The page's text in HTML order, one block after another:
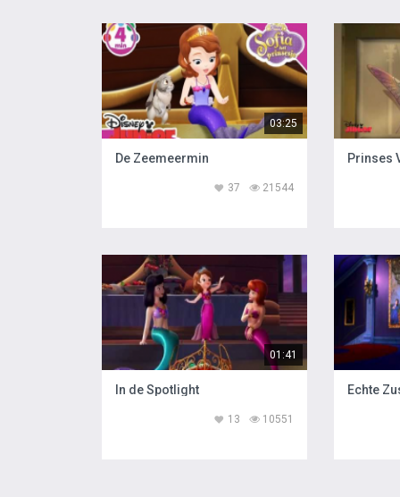
03:25
De Zeemeermin
21544
37
Prinses
01:41
In de Spotlight
10551
13
Echte